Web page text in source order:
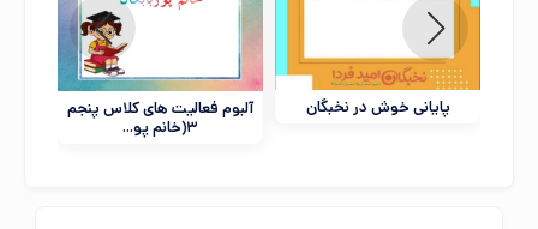
پایانی خوش در نخبگان
آلبوم فعالیت های کلاس پنجم
3(خانم پو...